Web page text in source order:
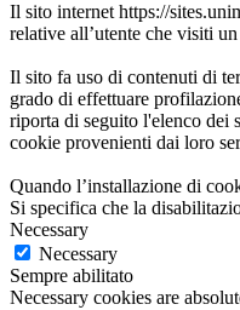
Il sito internet https://
relative all’utente che visiti
Il sito fa uso di contenuti di
grado di effettuare
riporta di seguito l'elenco dei
cookie provenienti dai loro
Quando l’installazione di
Si specifica che la
Necessary
Necessary
Sempre abilitato
Necessary cookies are